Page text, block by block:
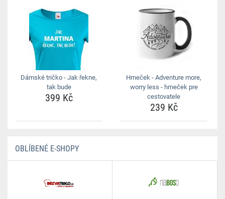
Dámské tričko - Jak řekne,
tak bude
399 Kč
Hrneček - Adventure more,
worry less - hrneček pre
cestovatele
239 Kč
OBLÍBENÉ E-SHOPY